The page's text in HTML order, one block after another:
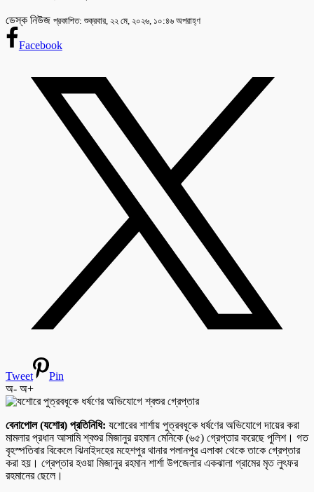
ডেস্ক নিউজ প্রকাশিত: শুক্রবার, ২২ মে, ২০২৬, ১০:৪৬ অপরাহ্ণ
Facebook
Tweet
Pin
অ- অ+
বেনাপোল (যশোর) প্রতিনিধি: যশোরের শার্শায় পুত্রবধূকে ধর্ষণের অভিযোগে দায়ের করা
মামলার প্রধান আসামি শ্বশুর মিজানুর রহমান মেনিকে (৬৫) গ্রেপ্তার করেছে পুলিশ। গত
বৃহস্পতিবার বিকেলে ঝিনাইদহের মহেশপুর থানার পলানপুর এলাকা থেকে তাকে গ্রেপ্তার
করা হয়। গ্রেপ্তার হওয়া মিজানুর রহমান শার্শা উপজেলার একঝালা গ্রামের মৃত লুৎফর
রহমানের ছেলে।